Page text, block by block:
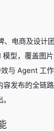
、电商及设计
型，覆盖图片
与 Agent 工
发布的全链